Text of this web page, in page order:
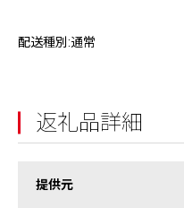
配送種別:通常
返礼品詳細
提供元